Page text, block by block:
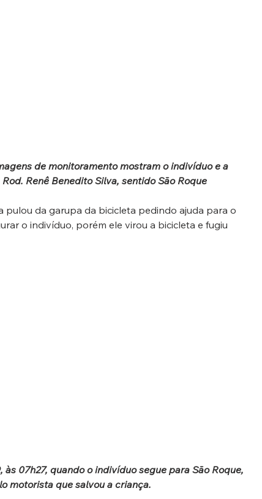
de monitoramento mostram o indivíduo e a
Renê Benedito Silva, sentido São Roque
pulou da garupa da bicicleta pedindo ajuda para o
o indivíduo, porém ele virou a bicicleta e fugiu
07h27, quando o indivíduo segue para São Roque,
motorista que salvou a criança.